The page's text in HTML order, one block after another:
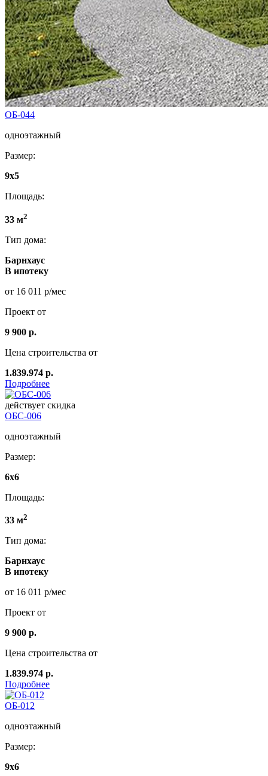
ОБ-044
одноэтажный
Размер:
9x5
Площадь:
33 м2
Тип дома:
Барнхаус
В ипотеку
от 16 011 р/мес
Проект от
9 900 р.
Цена строительства от
1.839.974 р.
Подробнее
действует скидка
ОБС-006
одноэтажный
Размер:
6х6
Площадь:
33 м2
Тип дома:
Барнхаус
В ипотеку
от 16 011 р/мес
Проект от
9 900 р.
Цена строительства от
1.839.974 р.
Подробнее
ОБ-012
одноэтажный
Размер:
9x6